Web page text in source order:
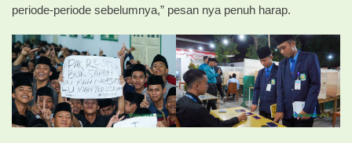
periode-periode sebelumnya,” pesan nya penuh harap.